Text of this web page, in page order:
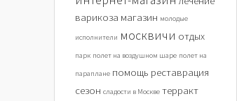
варикоза магазин молодые
исполнители москвичи отдых
парк полет на воздушном шаре полет на
параплане помощь реставрация
сезон сладости в Москве терракт